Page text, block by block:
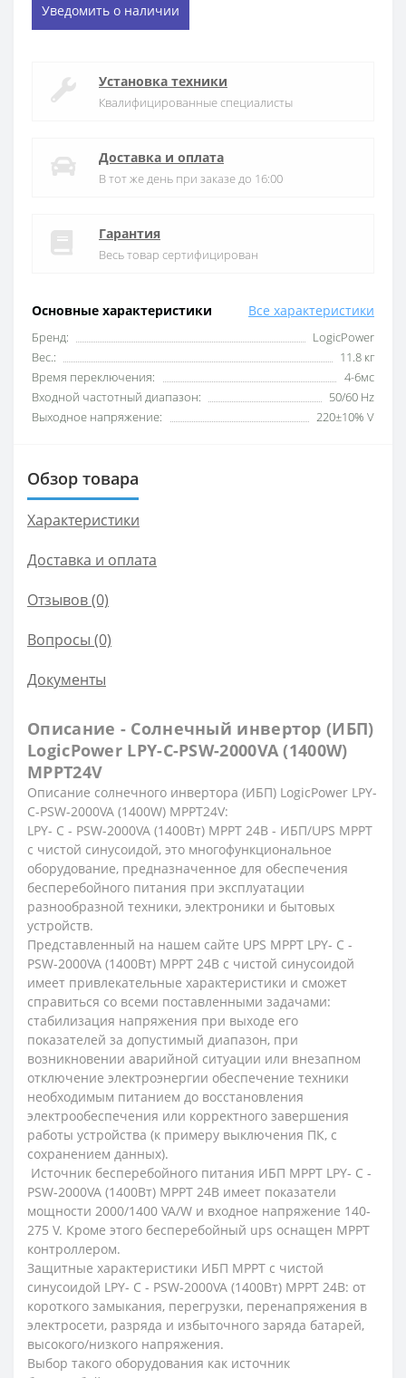
Основные характеристики Все характеристики
Бренд:
LogicPower
Вес.:
11.8 кг
Время переключения:
4-6мс
Входной частотный диапазон:
50/60 Hz
Выходное напряжение:
220±10% V
Уведомить о наличии
Установка техники
Квалифицированные специалисты
Доставка и оплата
В тот же день при заказе до 16:00
Гарантия
Весь товар сертифицирован
Обзор товара
Характеристики
Доставка и оплата
Отзывов (0)
Вопросы (0)
Документы
Описание - Солнечный инвертор (ИБП)
LogicPower LPY-C-PSW-2000VA (1400W)
MPPT24V
Описание солнечного инвертора (ИБП) LogicPower LPY-
C-PSW-2000VA (1400W) MPPT24V:
LPY- С - PSW-2000VA (1400Вт) MPPT 24В - ИБП/UPS МРРТ
с чистой синусоидой, это многофункциональное
оборудование, предназначенное для обеспечения
бесперебойного питания при эксплуатации
разнообразной техники, электроники и бытовых
устройств.
Представленный на нашем сайте UPS МРРТ LPY- С -
PSW-2000VA (1400Вт) MPPT 24В с чистой синусоидой
имеет привлекательные характеристики и сможет
справиться со всеми поставленными задачами:
стабилизация напряжения при выходе его
показателей за допустимый диапазон, при
возникновении аварийной ситуации или внезапном
отключение электроэнергии обеспечение техники
необходимым питанием до восстановления
электрообеспечения или корректного завершения
работы устройства (к примеру выключения ПК, с
сохранением данных).
Источник бесперебойного питания ИБП МРРТ LPY- С -
PSW-2000VA (1400Вт) MPPT 24В имеет показатели
мощности 2000/1400 VA/W и входное напряжение 140-
275 V. Кроме этого бесперебойный ups оснащен МРРТ
контроллером.
Защитные характеристики ИБП МРРТ с чистой
синусоидой LPY- С - PSW-2000VA (1400Вт) MPPT 24В: от
короткого замыкания, перегрузки, перенапряжения в
электросети, разряда и избыточного заряда батарей,
высокого/низкого напряжения.
Выбор такого оборудования как источник